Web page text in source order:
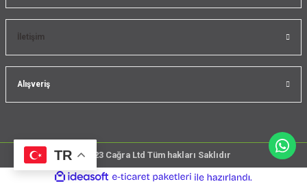
İletişim
Alışveriş
TR @2023 Cağra Ltd Tüm hakları Saklıdır
çember
ideasoft
e-